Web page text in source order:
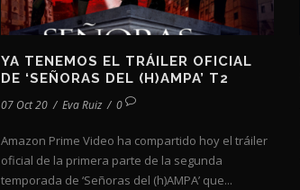
YA TENEMOS EL TRÁILER OFICIAL
DE ‘SEÑORAS DEL (H)AMPA’ T2
07 Oct 20 / Eva Ruiz / 0
Amazon Prime Video ha compartido hoy el tráiler
oficial de la primera parte de la segunda
temporada de ‘Señoras del (h)AMPA’ que...